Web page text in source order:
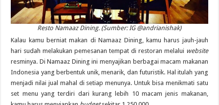
Resto Namaaz Dining. (Sumber: IG @andrianishak)
Kalau kamu berniat makan di Namaaz Dining, kamu harus jauh-jauh
hari sudah melakukan pemesanan tempat di restoran melalui website
resminya. Di Namaaz Dining ini menyajikan berbagai macam makanan
Indonesia yang berbentuk unik, menarik, dan futuristik. Hal itulah yang
menjadi nilai jual mahal di setiap menunya. Untuk bisa menikmati satu
set menu yang terdiri dari kurang lebih 10 macam jenis makanan,